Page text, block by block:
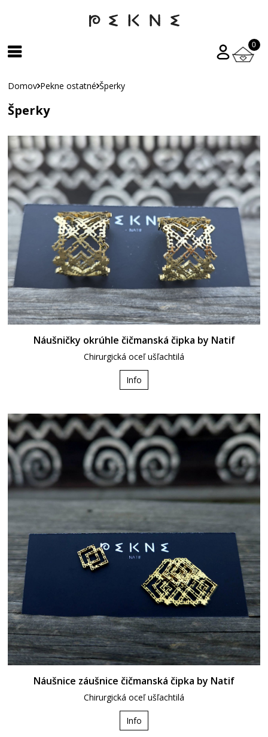
0
Domov Pekne ostatné Šperky
Šperky
Náušničky okrúhle čičmanská čipka by Natif
Chirurgická oceľ ušľachtilá
Info
Náušnice záušnice čičmanská čipka by Natif
Chirurgická oceľ ušľachtilá
Info